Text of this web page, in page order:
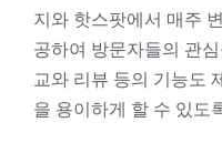
지와 핫스팟에서 매주
공하여 방문자들의 관
교와 리뷰 등의 기능도
을 용이하게 할 수 있도